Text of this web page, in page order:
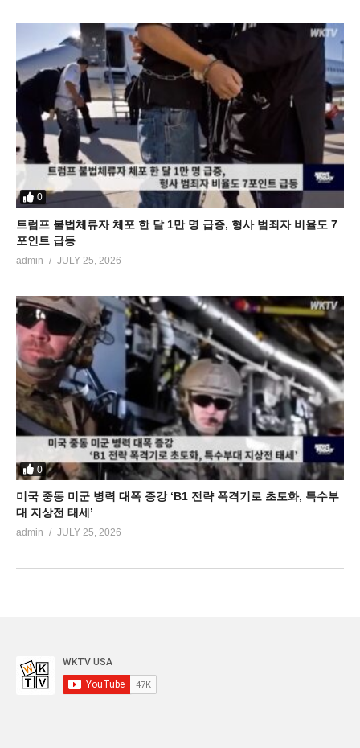
0
트럼프 불법체류자 체포 한 달 1만 명 급증, 형사 범죄자 비율도 7
포인트 급등
admin JULY 25, 2026
0
미국 중동 미군 병력 대폭 증강 ‘B1 전략 폭격기로 초토화, 특수부
대 지상전 태세’
admin JULY 25, 2026